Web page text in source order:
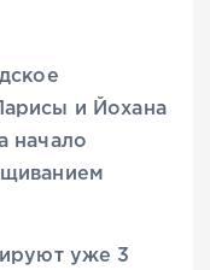
и Йохана
начало
уже 3